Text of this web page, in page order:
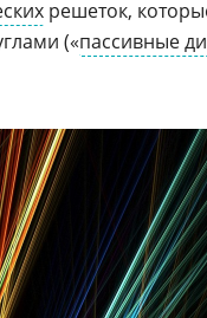
решеток,
(«пассивные